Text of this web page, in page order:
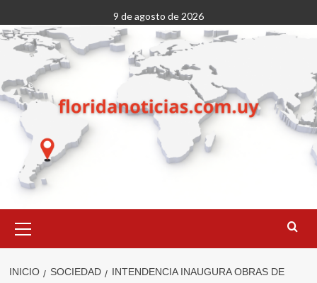
al
contenido
9 de agosto de 2026
primario
INICIO SOCIEDAD
INTENDENCIA INAUGURA OBRAS DE